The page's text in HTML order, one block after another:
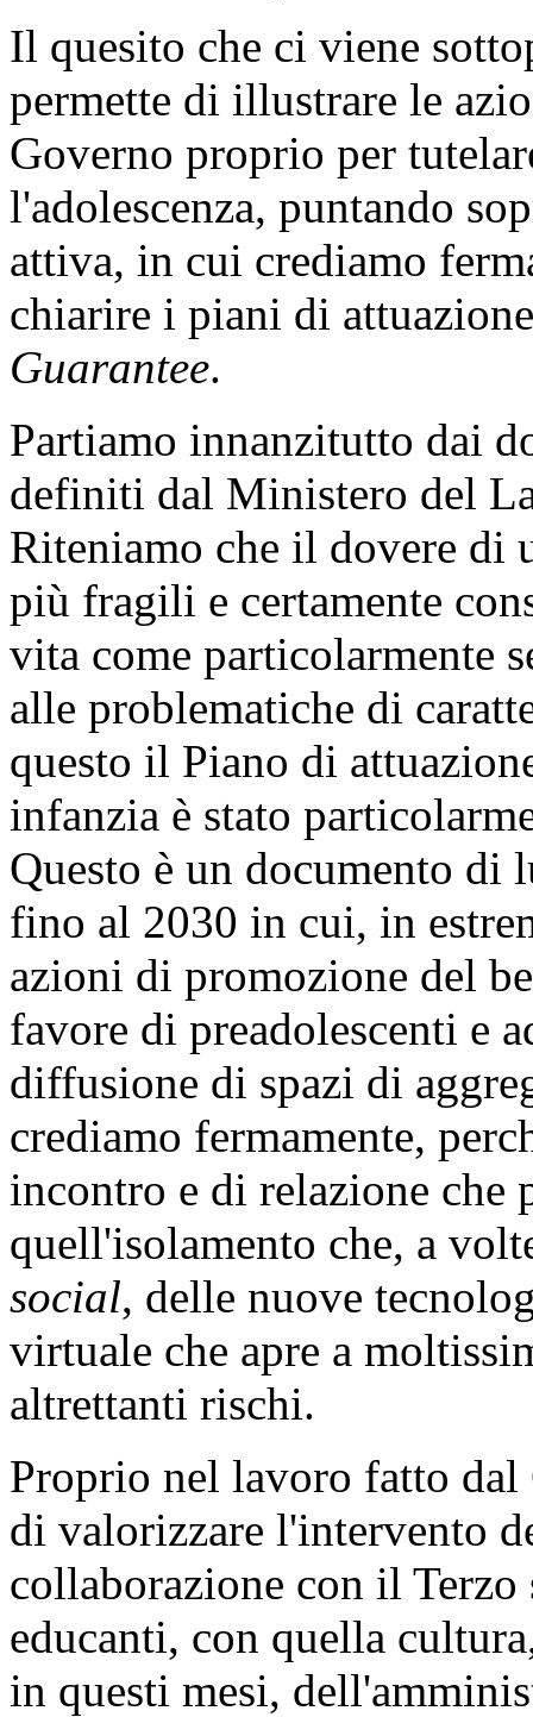
Il quesito che ci viene
permette di illustrare le
Governo proprio per
l'adolescenza, puntando
attiva, in cui crediamo
chiarire i piani di
Guarantee.
Partiamo innanzitutto dai
definiti dal Ministero del
Riteniamo che il dovere di
più fragili e certamente
vita come particolarmente
alle problematiche di
questo il Piano di
infanzia è stato
Questo è un documento di
fino al 2030 in cui, in
azioni di promozione del
favore di preadolescenti e
diffusione di spazi di
crediamo fermamente,
incontro e di relazione che
quell'isolamento che, a
social, delle nuove
virtuale che apre a
altrettanti rischi.
Proprio nel lavoro fatto
di valorizzare l'intervento
collaborazione con il
educanti, con quella
in questi mesi,